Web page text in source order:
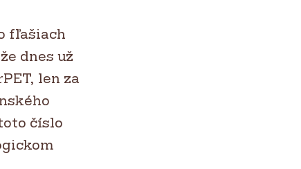
fľašiach
dnes už
len za
číslo